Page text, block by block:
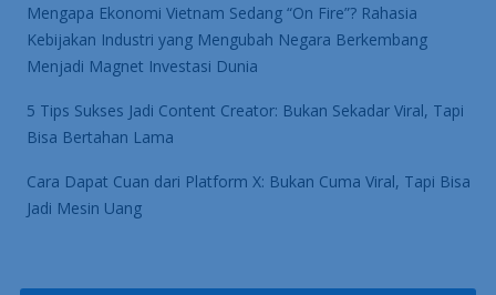
Mengapa Ekonomi Vietnam Sedang “On Fire”? Rahasia
Kebijakan Industri yang Mengubah Negara Berkembang
Menjadi Magnet Investasi Dunia
5 Tips Sukses Jadi Content Creator: Bukan Sekadar Viral, Tapi
Bisa Bertahan Lama
Cara Dapat Cuan dari Platform X: Bukan Cuma Viral, Tapi Bisa
Jadi Mesin Uang